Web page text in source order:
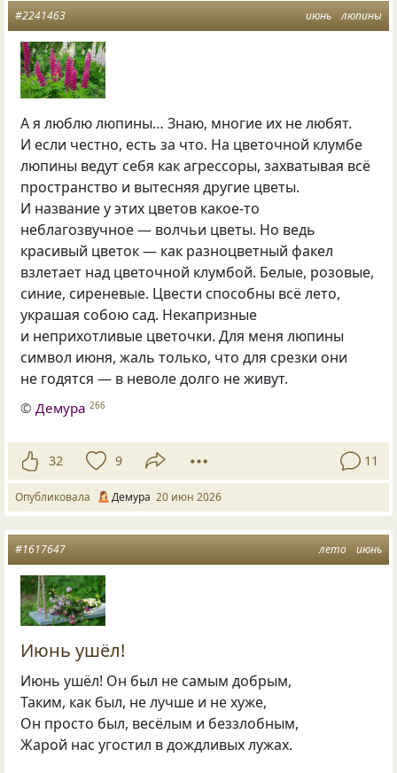
июнь люпины
#2241463
А я люблю люпины… Знаю, многие их не любят.
И если честно, есть за что. На цветочной клумбе
люпины ведут себя как агрессоры, захватывая всё
пространство и вытесняя другие цветы.
И название у этих цветов какое-то
неблагозвучное — волчьи цветы. Но ведь
красивый цветок — как разноцветный факел
взлетает над цветочной клумбой. Белые, розовые,
синие, сиреневые. Цвести способны всё лето,
украшая собою сад. Некапризные
и неприхотливые цветочки. Для меня люпины
символ июня, жаль только, что для срезки они
не годятся — в неволе долго не живут.
© Демура 266
32 9 11
Опубликовала Демура 20 июн 2026
лето июнь
#1617647
Июнь ушёл!
Июнь ушёл! Он был не самым добрым,
Таким, как был, не лучше и не хуже,
Он просто был, весёлым и беззлобным,
Жарой нас угостил в дождливых лужах.